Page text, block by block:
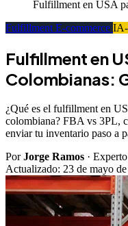
Fulfillment en USA
Fulfillment E-commerce
Fulfillment en
Colombianas:
¿Qué es el fulfillment en
colombiana? FBA vs 3PL,
enviar tu inventario paso a
PorJorge Ramos ·
Actualizado: 23 de mayo